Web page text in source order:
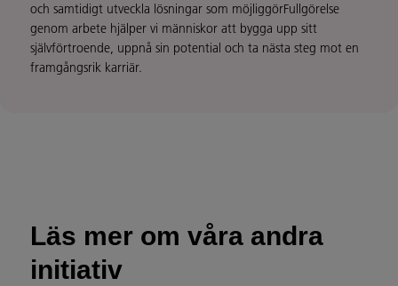
och samtidigt utveckla lösningar som möjliggörFullgörelse
genom arbete hjälper vi människor att bygga upp sitt
självförtroende, uppnå sin potential och ta nästa steg mot en
framgångsrik karriär.
Läs mer om våra andra
initiativ